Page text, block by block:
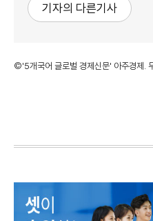
기자의 다른기사
©'5개국어 글로벌 경제신문' 아주경제.